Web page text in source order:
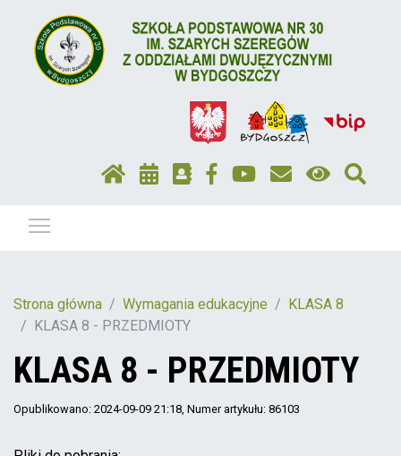
Strona główna Wymagania edukacyjne
KLASA 8
KLASA 8 - PRZEDMIOTY
KLASA 8 - PRZEDMIOTY
Opublikowano: 2024-09-09 21:18 , Numer artykułu: 86103